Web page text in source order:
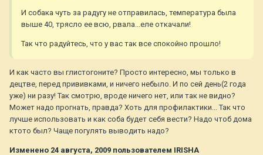
И собака чуть за радугу не отправилась, температура была
выше 40, трясло ее всю, рвала...еле откачали!
Так что радуйтесь, что у вас так все спокойно прошло!
И как часто вы глистогоните? Просто интересно, мы только в
децтве, перед прививками, и ничего небыло. И по сей день(2 года
уже) ни разу! Так смотрю, вроде ничего нет, или так не видно?
Может надо прогнать, правда? Хоть для профилактики... Так что
лучше использовать и как соба будет себя вести? Надо чтоб дома
ктото был? Чаще погулять выводить надо?
Изменено 24 августа, 2009 пользователем IRISHA